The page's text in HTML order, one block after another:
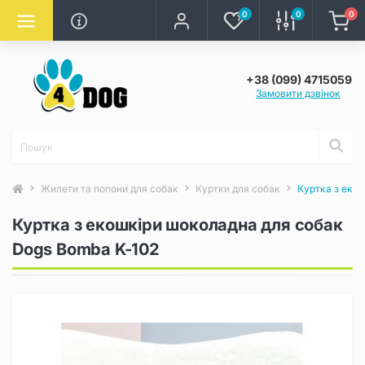
0 0 0
+38 (099) 4715059
Замовити дзвінок
Жилети та попони для собак Куртки для собак Куртка з
Куртка з екошкіри шоколадна для собак
Dogs Bomba K-102